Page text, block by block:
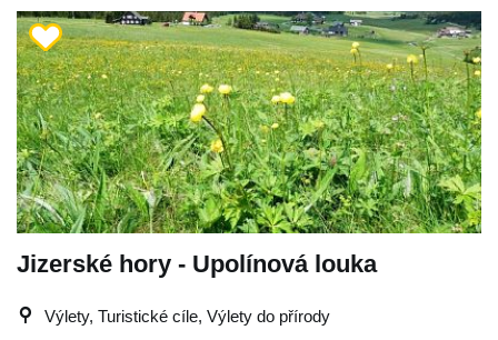
Jizerské hory - Upolínová louka
Výlety, Turistické cíle, Výlety do přírody